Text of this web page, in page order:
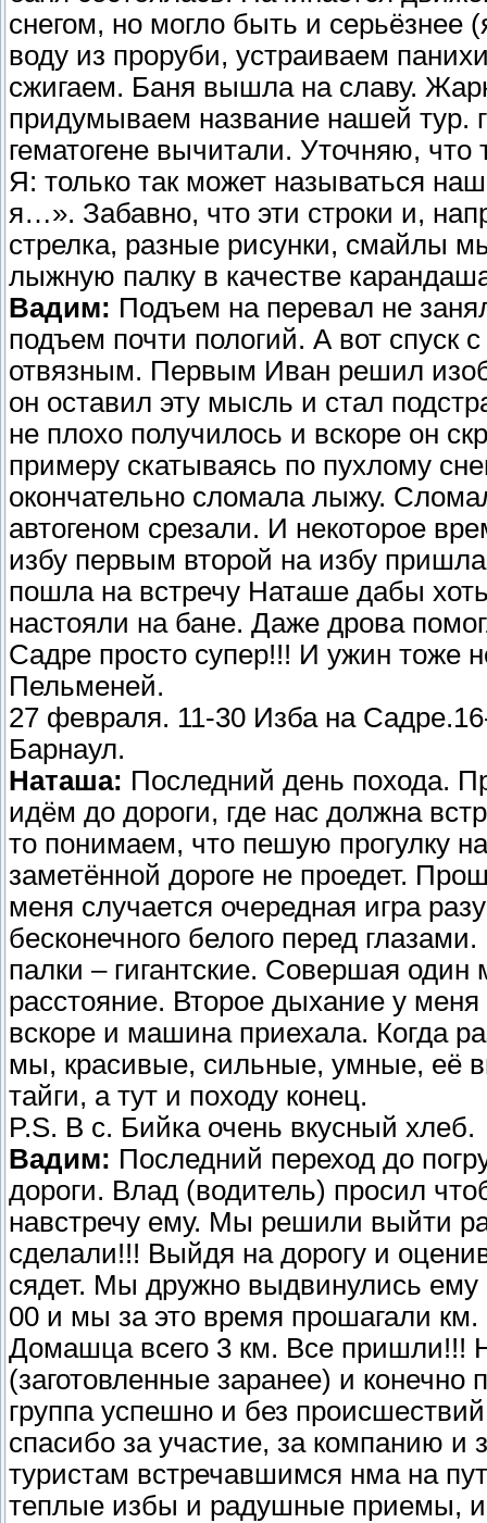
снегом, но могло быть и серьёзнее
воду из проруби, устраиваем
сжигаем. Баня вышла на славу.
придумываем название нашей тур.
гематогене вычитали. Уточняю,
Я: только так может называться
я…». Забавно, что эти строки и,
стрелка, разные рисунки, смайлы
лыжную палку в качестве
Вадим: Подъем на перевал не
подъем почти пологий. А вот спуск
отвязным. Первым Иван решил
он оставил эту мысль и стал
не плохо получилось и вскоре он
примеру скатываясь по пухлому
окончательно сломала лыжу.
автогеном срезали. И некоторое
избу первым второй на избу
пошла на встречу Наташе дабы
настояли на бане. Даже дрова
Садре просто супер!!! И ужин тоже
Пельменей.
27 февраля. 11-30 Изба на
Барнаул.
Наташа: Последний день похода.
идём до дороги, где нас должна
то понимаем, что пешую прогулку
заметённой дороге не проедет.
меня случается очередная игра
бесконечного белого перед
палки – гигантские. Совершая
расстояние. Второе дыхание у
вскоре и машина приехала. Когда
мы, красивые, сильные, умные, её
тайги, а тут и походу конец.
P.S. В с. Бийка очень вкусный хлеб.
Вадим: Последний переход до
дороги. Влад (водитель) просил
навстречу ему. Мы решили выйти
сделали!!! Выйдя на дорогу и
сядет. Мы дружно выдвинулись ему
00 и мы за это время прошагали
Домашца всего 3 км. Все пришли!!!
(заготовленные заранее) и
группа успешно и без
спасибо за участие, за компанию
туристам встречавшимся нма на
теплые избы и радушные приемы,